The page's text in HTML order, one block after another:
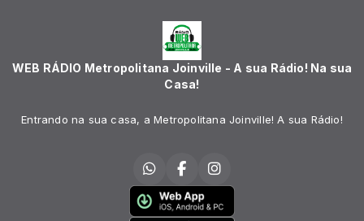
WEB RÁDIO Metropolitana Joinville - A sua Rádio! Na sua
Casa!
Entrando na sua casa, a Metropolitana Joinville! A sua Rádio!